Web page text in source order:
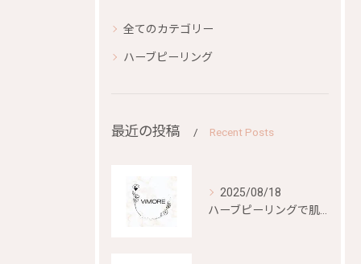
全てのカテゴリー
ハーブピーリング
最近の投稿 Recent Posts
2025/08/18